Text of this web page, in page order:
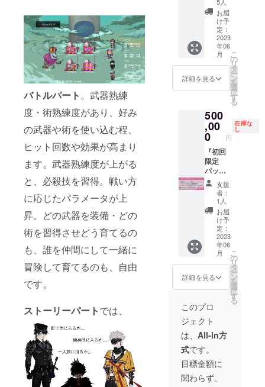
バトルパート。武器熟練
度・術熟練度があり、好み
の武器や術を使い込む程、
ヒット回数や効果が高まり
ます。武器熟練度が上がる
と、必殺技を習得。戦い方
に応じたパラメータが上
昇。どの武器を装備・どの
術を習得させどう育てるの
も、誰を仲間にして一緒に
冒険して育てるのも、自由
です。
ストーリーパートでは、
ディン
グ限定
品とし
ます
が、幅
広くプ
レイ頂
けるよ
行いま
す。
『初回
限定
パッ
ケージ
版+特
典』
コース
同様、
「キャ
ラク
ターボ
イス」
「クリ
アファ
イル特
典」の
くださ
を騙る
名前・
誹謗中
傷の
入った
名前等
は不
可・修
す。）
「限定
仕様ア
ペンド
ディス
ク（物
品）」
はクラ
ウド
ファン
ディン
グ限定
品とし
ます
が、幅
広くプ
レイ頂
けるよ
販売は
す。
『初回
限定
パッ
ケージ
版+特
典』
す。）
（ご支
援の
際、備
考欄
に、掲
載する
お名前
著作権
や商標
等を侵
害する
名前・
著名人
等他者
を騙る
名前・
誹謗中
傷の
入った
名前等
は不
可・修
正をお
願い致
しま
仕様ア
ディス
ク（物
品）」
はクラ
ウド
ファン
ディン
ングお
よび設
定資料
集に掲
載致し
す。）
（ご支
に、掲
載する
お名前
をご記
載くだ
さい。※
著作権
や商標
等を侵
害する
名前・
著名人
等他者
を騙る
名前・
誹謗中
傷の
入った
可・修
願い致
しま
す。）
『初回
限定
パッ
ケージ
ます。
是非、
IMYUIC
のスポ
ンサー
になっ
てくだ
さい！
ムのエ
ンディ
ングお
よび設
定資料
集に掲
載致し
ま
す。）
（ご支
援の
際、備
考欄
に、掲
載する
お名前
をご記
載くだ
や商標
害する
名前・
著名人
等他者
を騙る
名前・
誹謗中
備考欄
に終了
後希望
と記入
下さ
い）で
お願い
致しま
+スポン
とな
り、
キャラ
クター
スポン
サー
（力
士）：
○○とし
てお名
前をク
レジッ
ト致し
ます。
是非、
IMYUIC
のスポ
ンサー
さい！
ジット
はゲー
ムのエ
ンディ
ングお
よび設
定資料
キャラ
クター
スポン
サー枠※
大表示
スポ
ンサー
枠※通常
はゲー
ムのエ
ンディ
ングお
よび設
定資料
集に掲
載致し
す。）
（ご支
援の
際、備
考欄
に、掲
載する
お名前
をご記
さい。※
実在の
名・著
作権や
商標等
を侵害
する名
前・誹
謗中傷
（NPC
・モン
スター
等）、
町・ダ
ンジョ
ンマッ
プのラ
フの
界観・
各種設
定を作
る際の
開発記
からの
抜粋を
収録予
定。
（ディ
レク
ター直
筆のサ
イン入
りを希
望の場
合、備
考欄に
ご記載
い。）
ディレ
ク
ター・
ラフ＆
資料集
はモノ
クロ
32p・
コース
の全内
容+限定
仕様ア
ペンド
ディス
ク 好き
なキャ
ラグラ
（ドッ
ト絵
キャ
ラ）で
仲間に
なるサ
ブキャ
ラク
ターを
アペン
ドディ
スクの
追加
キャラ
クター
として
作成し
ます。
備考欄
内容を
記載頂
くか、
クラウ
ドファ
ンディ
ング終
了後に
こちら
5人
お届
け予
定：
2023
年06
月
詳細を見る
こ
の
リ
タ
ー
ン
を
選
択
す
る
500
,00
0 円
在庫な
し
『初回
限定
パッ
ケージ
版+特
典』
コース
の全内
容+限定
仕様ア
ペンド
ディス
ク お好
みのイ
ベント
頂き、
それに
基づい
たイベ
ント
シーン
をアペ
ンド
ディス
支援
者：
1人
お届
け予
定：
2023
年06
月
詳細を見る
こ
の
リ
タ
ー
ン
を
選
択
す
る
このプロ
ジェクト
は、 All-In方
式です。
目標金額に
関わらず、